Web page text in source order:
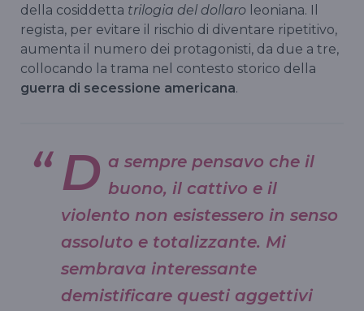
della cosiddetta trilogia del dollaro leoniana. Il
regista, per evitare il rischio di diventare ripetitivo,
aumenta il numero dei protagonisti, da due a tre,
collocando la trama nel contesto storico della
guerra di secessione americana.
D a sempre pensavo che il
buono, il cattivo e il
violento non esistessero in senso
assoluto e totalizzante. Mi
sembrava interessante
demistificare questi aggettivi